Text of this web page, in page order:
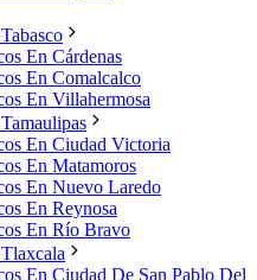
En Cárdenas
En Comalcalco
En Villahermosa
En Ciudad Victoria
En Matamoros
En Nuevo Laredo
En Reynosa
En Río Bravo
En Ciudad De San Pablo Del